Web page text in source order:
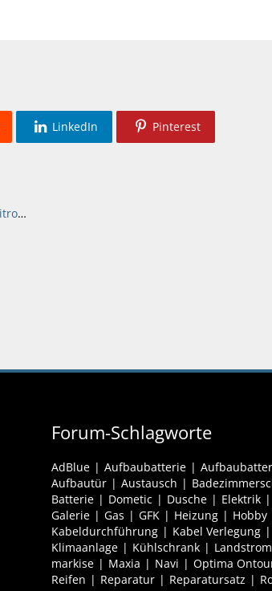
LinkedIn Pinterest
Pioneer Mediacenter Avic1000 DAB aus Citroen Jumper ausbauen
Forum-Schlagworte
AdBlue Aufbaubatterie
Aufbautür
Austausch
Batterie
Dometic Dusche Elektrik
Galerie
Gas GFK Heizung
Hobby
Kabeldurchführung
Kabel Verlegung
Klimaanlage
Kühlschrank Landstrom
markise
Maxia Navi Optima
Reifen
Reparatur Reparatursatz